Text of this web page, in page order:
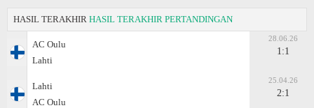
HASIL TERAKHIR HASIL TERAKHIR PERTANDINGAN
AC Oulu
Lahti
28.06.26
1:1
Lahti
AC Oulu
25.04.26
2:1